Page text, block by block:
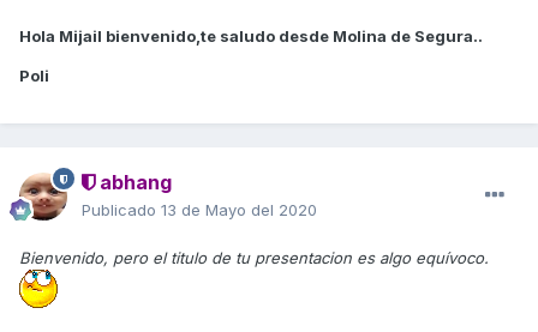
Hola Mijail bienvenido,te saludo desde Molina de Segura..
Poli
abhang
Publicado 13 de Mayo del 2020
Bienvenido, pero el titulo de tu presentacion es algo equívoco.